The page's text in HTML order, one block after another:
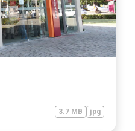
3.7 MB jpg